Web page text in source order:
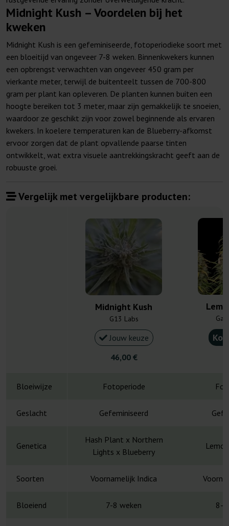
Midnight Kush – Voordelen bij het
kweken
Midnight Kush is een gefeminiseerde, fotoperiodieke soort met
een bloeitijd van ongeveer 7-8 weken. Binnenkwekers kunnen
een opbrengst verwachten van ongeveer 450 gram per
vierkante meter, terwijl de buitenteelt tussen de 700-800
gram per plant kan opleveren. De planten kunnen buiten een
hoogte bereiken tot 3 meter, maar zijn gemakkelijk te snoeien,
waardoor ze geschikt zijn voor zowel beginnende als ervaren
kwekers. In koelere temperaturen kan de Blueberry-afkomst
ervoor zorgen dat de plant opvallende paarse tinten
ontwikkelt, wat extra visuele aantrekkingskracht geeft aan de
robuuste groei.
Vergelijk met vergelijkbare producten:
Midnight Kush
G13 Labs
Jouw keuze
46,00 €
Bloeiwijze Fotoperiode
Geslacht Gefeminiseerd
Genetica
Hash Plant x Northern
Lights x Blueberry
Soorten Voornamelijk Indica
Bloeiend 7-8 weken 8-